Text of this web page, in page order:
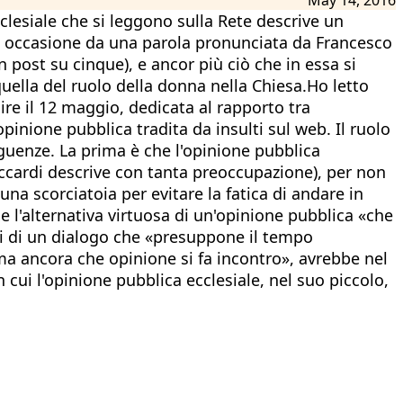
che si leggono sulla Rete descrive un
da una parola pronunciata da Francesco
su cinque), e ancor più ciò che in essa si
del ruolo della donna nella Chiesa.Ho letto
il 12 maggio, dedicata al rapporto tra
pubblica tradita da insulti sul web. Il ruolo
La prima è che l'opinione pubblica
descrive con tanta preoccupazione), per non
scorciatoia per evitare la fatica di andare in
l'alternativa virtuosa di un'opinione pubblica «che
un dialogo che «presuppone il tempo
ancora che opinione si fa incontro», avrebbe nel
l'opinione pubblica ecclesiale, nel suo piccolo,